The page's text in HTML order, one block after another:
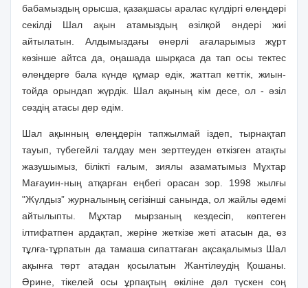
бабамыздың орысша, қазақшасы аралас күлдiргi өлеңдерi
секiлдi Шал ақын атамыздың әзiлқой әндерi жиi
айтылатын. Алдымыздағы өнерлi ағаларымыз жұрт
көзiнше айтса да, оңашада шырқаса да тап осы тектес
өлеңдерге бала күнде құмар едiк, жаттап кеттiк, жиын-
тойда орындап жүрдiк. Шал ақының кiм десе, ол - әзiл
сөздiң атасы дер едiм.
Шал ақынның өлеңдерiн тапжылмай iздеп, тырнақтап
тауып, түбегейлi талдау мен зерттеуден өткiзген атақты
жазушымыз, бiлiктi ғалым, зиялы азаматымыз Мұхтар
Мағауин-ның атқарған еңбегi орасан зор. 1998 жылғы
"Жүлдыз” журналының сегiзiншi санында, ол жайлы әдемi
айтылыпты. Мұхтар мырзаның кездесiп, көптеген
iлтифатпен ардақтап, жерiне жеткiзе жетi атасын да, өз
тұлға-тұрпатын да тамаша сипаттаған ақсақалымыз Шал
ақынға төрт атадан қосылатын Жантiлеудiң Қошаны.
Әрине, тiкелей осы ұрпақтың өкiлiне дәл түскен соң